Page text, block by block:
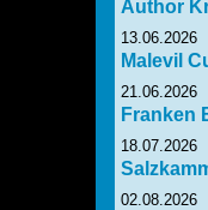
Author
13.06.2026
Malevil
21.06.2026
Franken
18.07.2026
02.08.2026